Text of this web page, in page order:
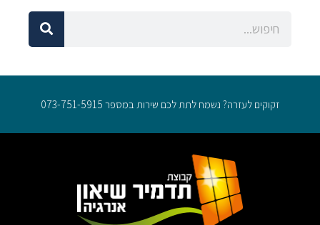
חיפוש
זקוקים לעזרה? נשמח לתת לכם שירות במספר 073-751-5915